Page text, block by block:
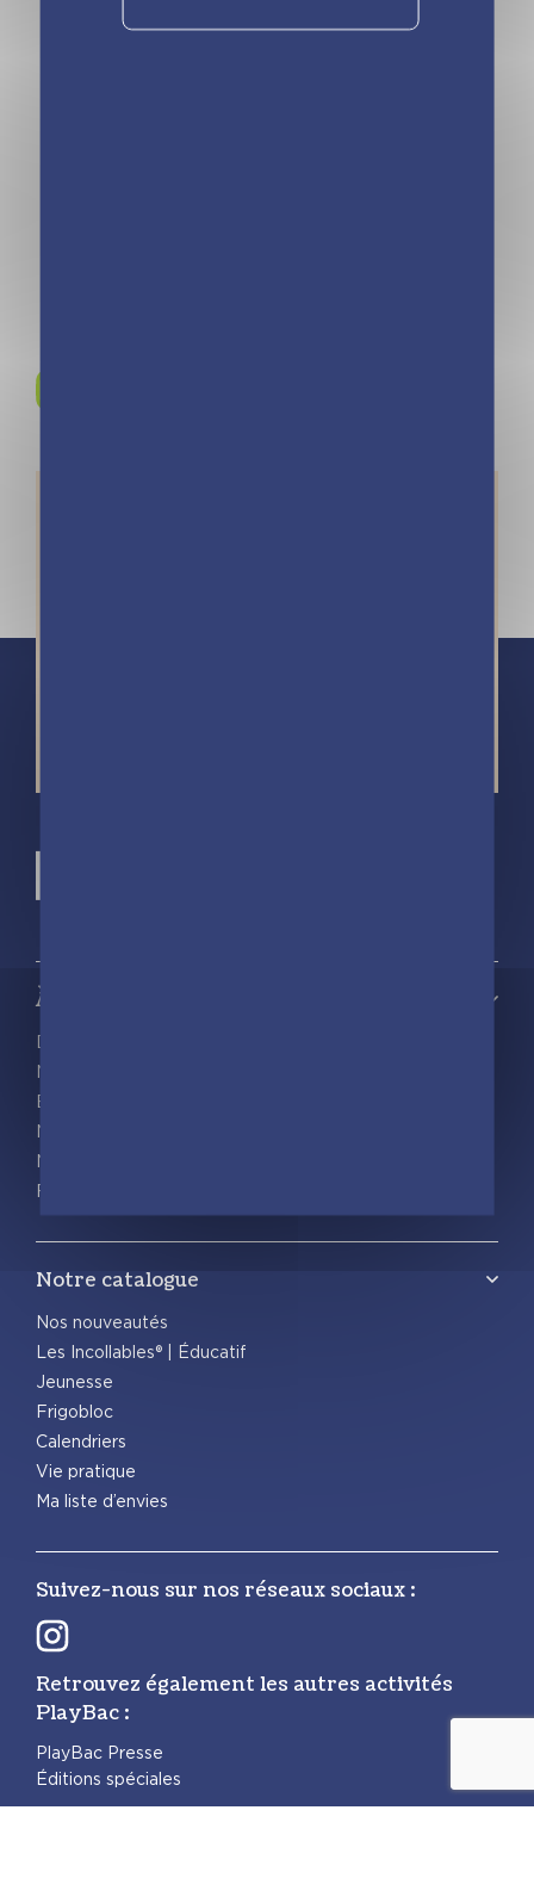
À propos
Découvrir playBac
Nos actualités
Espace pro
Nous rejoindre
Nous contacter
Foreign rights
Notre catalogue
Nos nouveautés
Les Incollables® | Éducatif
Jeunesse
Frigobloc
Calendriers
Vie pratique
Ma liste d’envies
Suivez-nous sur nos réseaux sociaux :
Retrouvez également les autres activités
PlayBac :
PlayBac Presse
Éditions spéciales